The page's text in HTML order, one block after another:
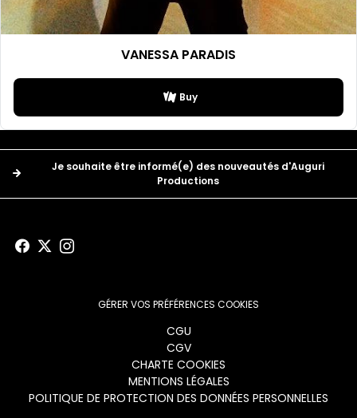
VANESSA PARADIS
Buy
Je souhaite être informé(e) des nouveautés d'Auguri
Productions
GÉRER VOS PRÉFÉRENCES COOKIES
CGU
CGV
CHARTE COOKIES
MENTIONS LÉGALES
POLITIQUE DE PROTECTION DES DONNÉES PERSONNELLES